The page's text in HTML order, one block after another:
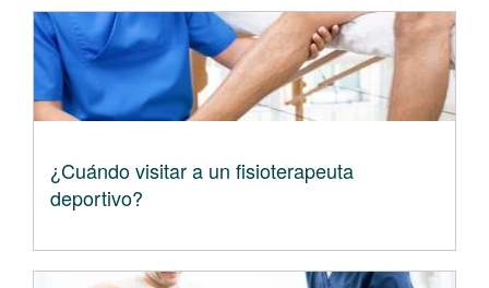
¿Cuándo visitar a un fisioterapeuta
deportivo?